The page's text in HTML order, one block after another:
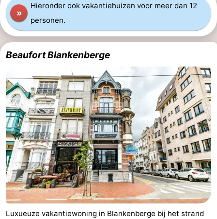
Bowlen
-
Minigolfbanen
Wellness
centra
Dorpen
Steden
Sporten
-
Zwembaden
-
Fietsen
-
Wandelen
-
Golfbanen
-
»
Hieronder ook vakantiehuizen voor meer dan 12
personen.
Beaufort Blankenberge
Luxueuze vakantiewoning in Blankenberge bij het strand